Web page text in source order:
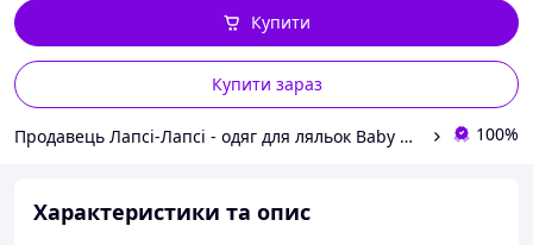
Купити зараз
Купити
Продавець Лапсі-Лапсі - одяг для ляльок Baby Born, Barbie, Paola Reina, Chi Chi Love 100%
Характеристики та опис